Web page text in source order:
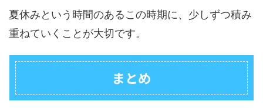
夏休みという時間のあるこの時期に、少しずつ積み
重ねていくことが大切です。
まとめ